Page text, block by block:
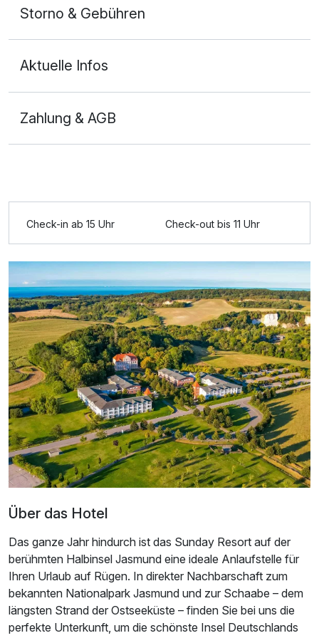
Für 4 Tage p.P. ab269,00 €
Doppelzimmer Superior
2 Erwachsene und 1 Kind
Ausstattung
Für 4 Tage p.P. ab 284,00 €
Storno & Gebühren
Aktuelle Infos
Zahlung & AGB
Check-in ab 15 Uhr Check-out bis 11 Uhr
Über das Hotel
Das ganze Jahr hindurch ist das Sunday Resort auf der
berühmten Halbinsel Jasmund eine ideale Anlaufstelle für
Ihren Urlaub auf Rügen. In direkter Nachbarschaft zum
bekannten Nationalpark Jasmund und zur Schaabe – dem
längsten Strand der Ostseeküste – finden Sie bei uns die
perfekte Unterkunft, um die schönste Insel Deutschlands